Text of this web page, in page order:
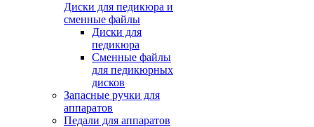
Диски для педикюра и
сменные файлы
Диски для
педикюра
Сменные файлы
для педикюрных
дисков
Запасные ручки для
аппаратов
Педали для аппаратов